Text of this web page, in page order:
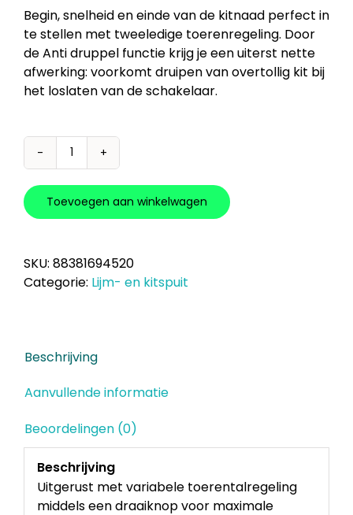
€279,00.€279,00.
Begin, snelheid en einde van de kitnaad perfect in
te stellen met tweeledige toerenregeling. Door
de Anti druppel functie krijg je een uiterst nette
afwerking: voorkomt druipen van overtollig kit bij
het loslaten van de schakelaar.
Makita
V
Lijm-
kitspuit
(DCG180ZXK)
aantal
Toevoegen aan winkelwagen
SKU: 88381694520
Categorie: Lijm- en kitspuit
Beschrijving
Aanvullende informatie
Beoordelingen (0)
Beschrijving
Uitgerust met variabele toerentalregeling
middels een draaiknop voor maximale